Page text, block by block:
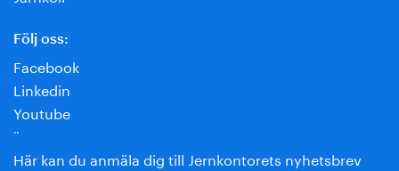
Följ oss:
Facebook
Linkedin
Youtube
¨
Här kan du anmäla dig till Jernkontorets nyhetsbrev